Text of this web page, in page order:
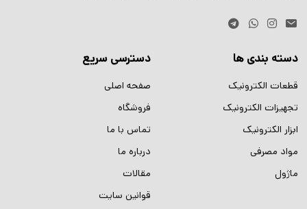
دسته بندی ها
قطعات الکترونیک
تجهیزات الکترونیک
ابزار الکترونیک
مواد مصرفی
ماژول
دسترسی سریع
صفحه اصلی
فروشگاه
تماس با ما
درباره ما
مقالات
قوانین سایت